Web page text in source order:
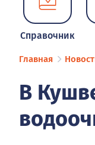
Справочник
Главная
В